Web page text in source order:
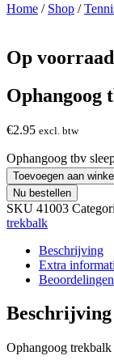
Home / Shop /
Op voorraad
Ophangoog
€2.95 excl. btw
Ophangoog tbv
Toevoegen aan
Nu bestellen
SKU 41003
trekbalk
Beschrijving
Extra
Beschrijving
Ophangoog trekbalk